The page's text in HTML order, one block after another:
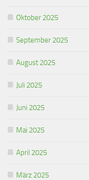
Oktober 2025
September 2025
August 2025
Juli 2025
Juni 2025
Mai 2025
April 2025
März 2025